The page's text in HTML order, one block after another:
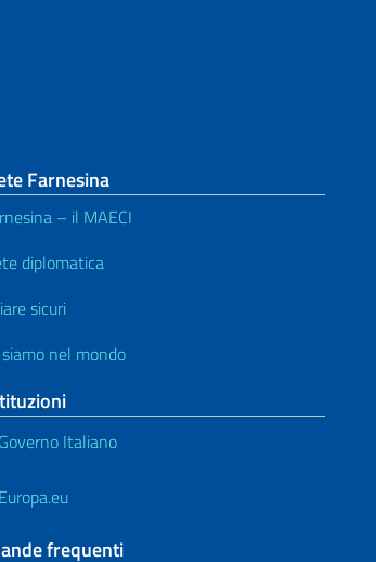
Farnesina
– il MAECI
diplomatica
sicuri
nel mondo
Governo Italiano
Europa.eu
frequenti